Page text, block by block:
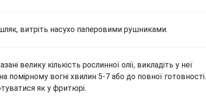
витріть насухо паперовими рушниками.
велику кількість рослинної олії, викладіть у неї
помірному вогні хвилин 5-7 або до повної готовності.
як у фритюрі.